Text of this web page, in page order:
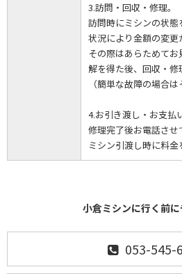
3.訪問・回収・修理。
訪問時にミシンの状
状況により金額の変更
その際はあらためて
解を得た後、回収・修
（簡単な故障の場合
4.お引き渡し・お支払い
修理完了後お電話させ
ミシン引渡し時に料金
小倉ミシンに行く前に
053-545-